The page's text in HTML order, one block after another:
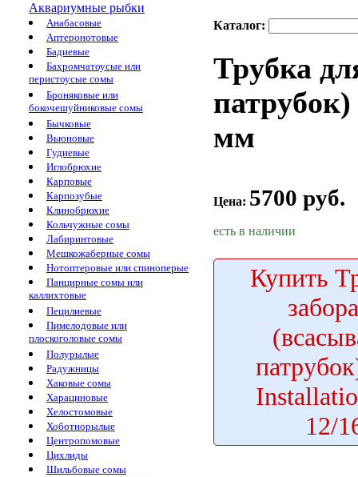
Аквариумные рыбки
Анабасовые
Аптеронотовые
Бадиевые
Бахромчатоусые или
перистоусые сомы
Броняковые или
бокочешуйниковые сомы
Бычковые
Вьюновые
Гудиевые
Иглобрюхие
Карповые
Карпозубые
Клинобрюхие
Кольчужные сомы
Лабиринтовые
Мешкожаберные сомы
Нотоптеровые или спиноперые
Панцирные сомы или
каллихтовые
Пецилиевые
Пимелодовые или
плоскоголовые сомы
Полурылые
Радужницы
Хаковые сомы
Харациновые
Хелостомовые
Хоботнорылые
Центропомовые
Цихлиды
Шильбовые сомы
Каталог:
Трубка
мм
Цена: 5700 руб.
есть в наличии
Купить
12/